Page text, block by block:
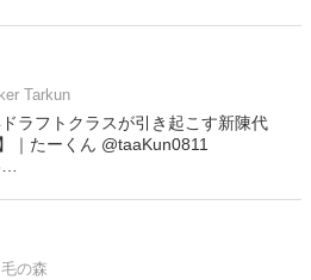
Tarkun
ラフトクラスが引き起こす新陳代
｜たーくん @taaKun0811
の森